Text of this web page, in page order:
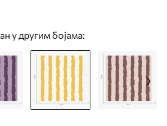
a01191v4
у другим бојама: